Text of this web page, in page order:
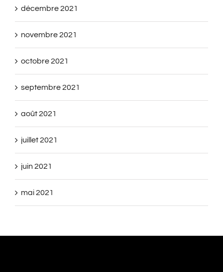
décembre 2021
novembre 2021
octobre 2021
septembre 2021
août 2021
juillet 2021
juin 2021
mai 2021